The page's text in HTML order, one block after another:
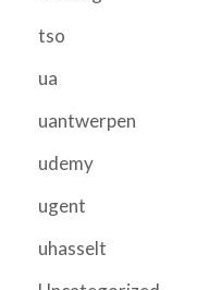
tso
ua
uantwerpen
udemy
ugent
uhasselt